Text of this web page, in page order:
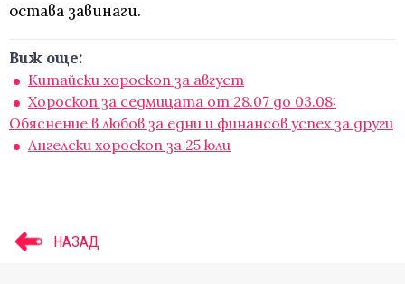
остава завинаги.
Виж още:
Китайски хороскоп за август
Хороскоп за седмицата от 28.07 до 03.08:
Обяснение в любов за едни и финансов успех за други
Ангелски хороскоп за 25 юли
НАЗАД